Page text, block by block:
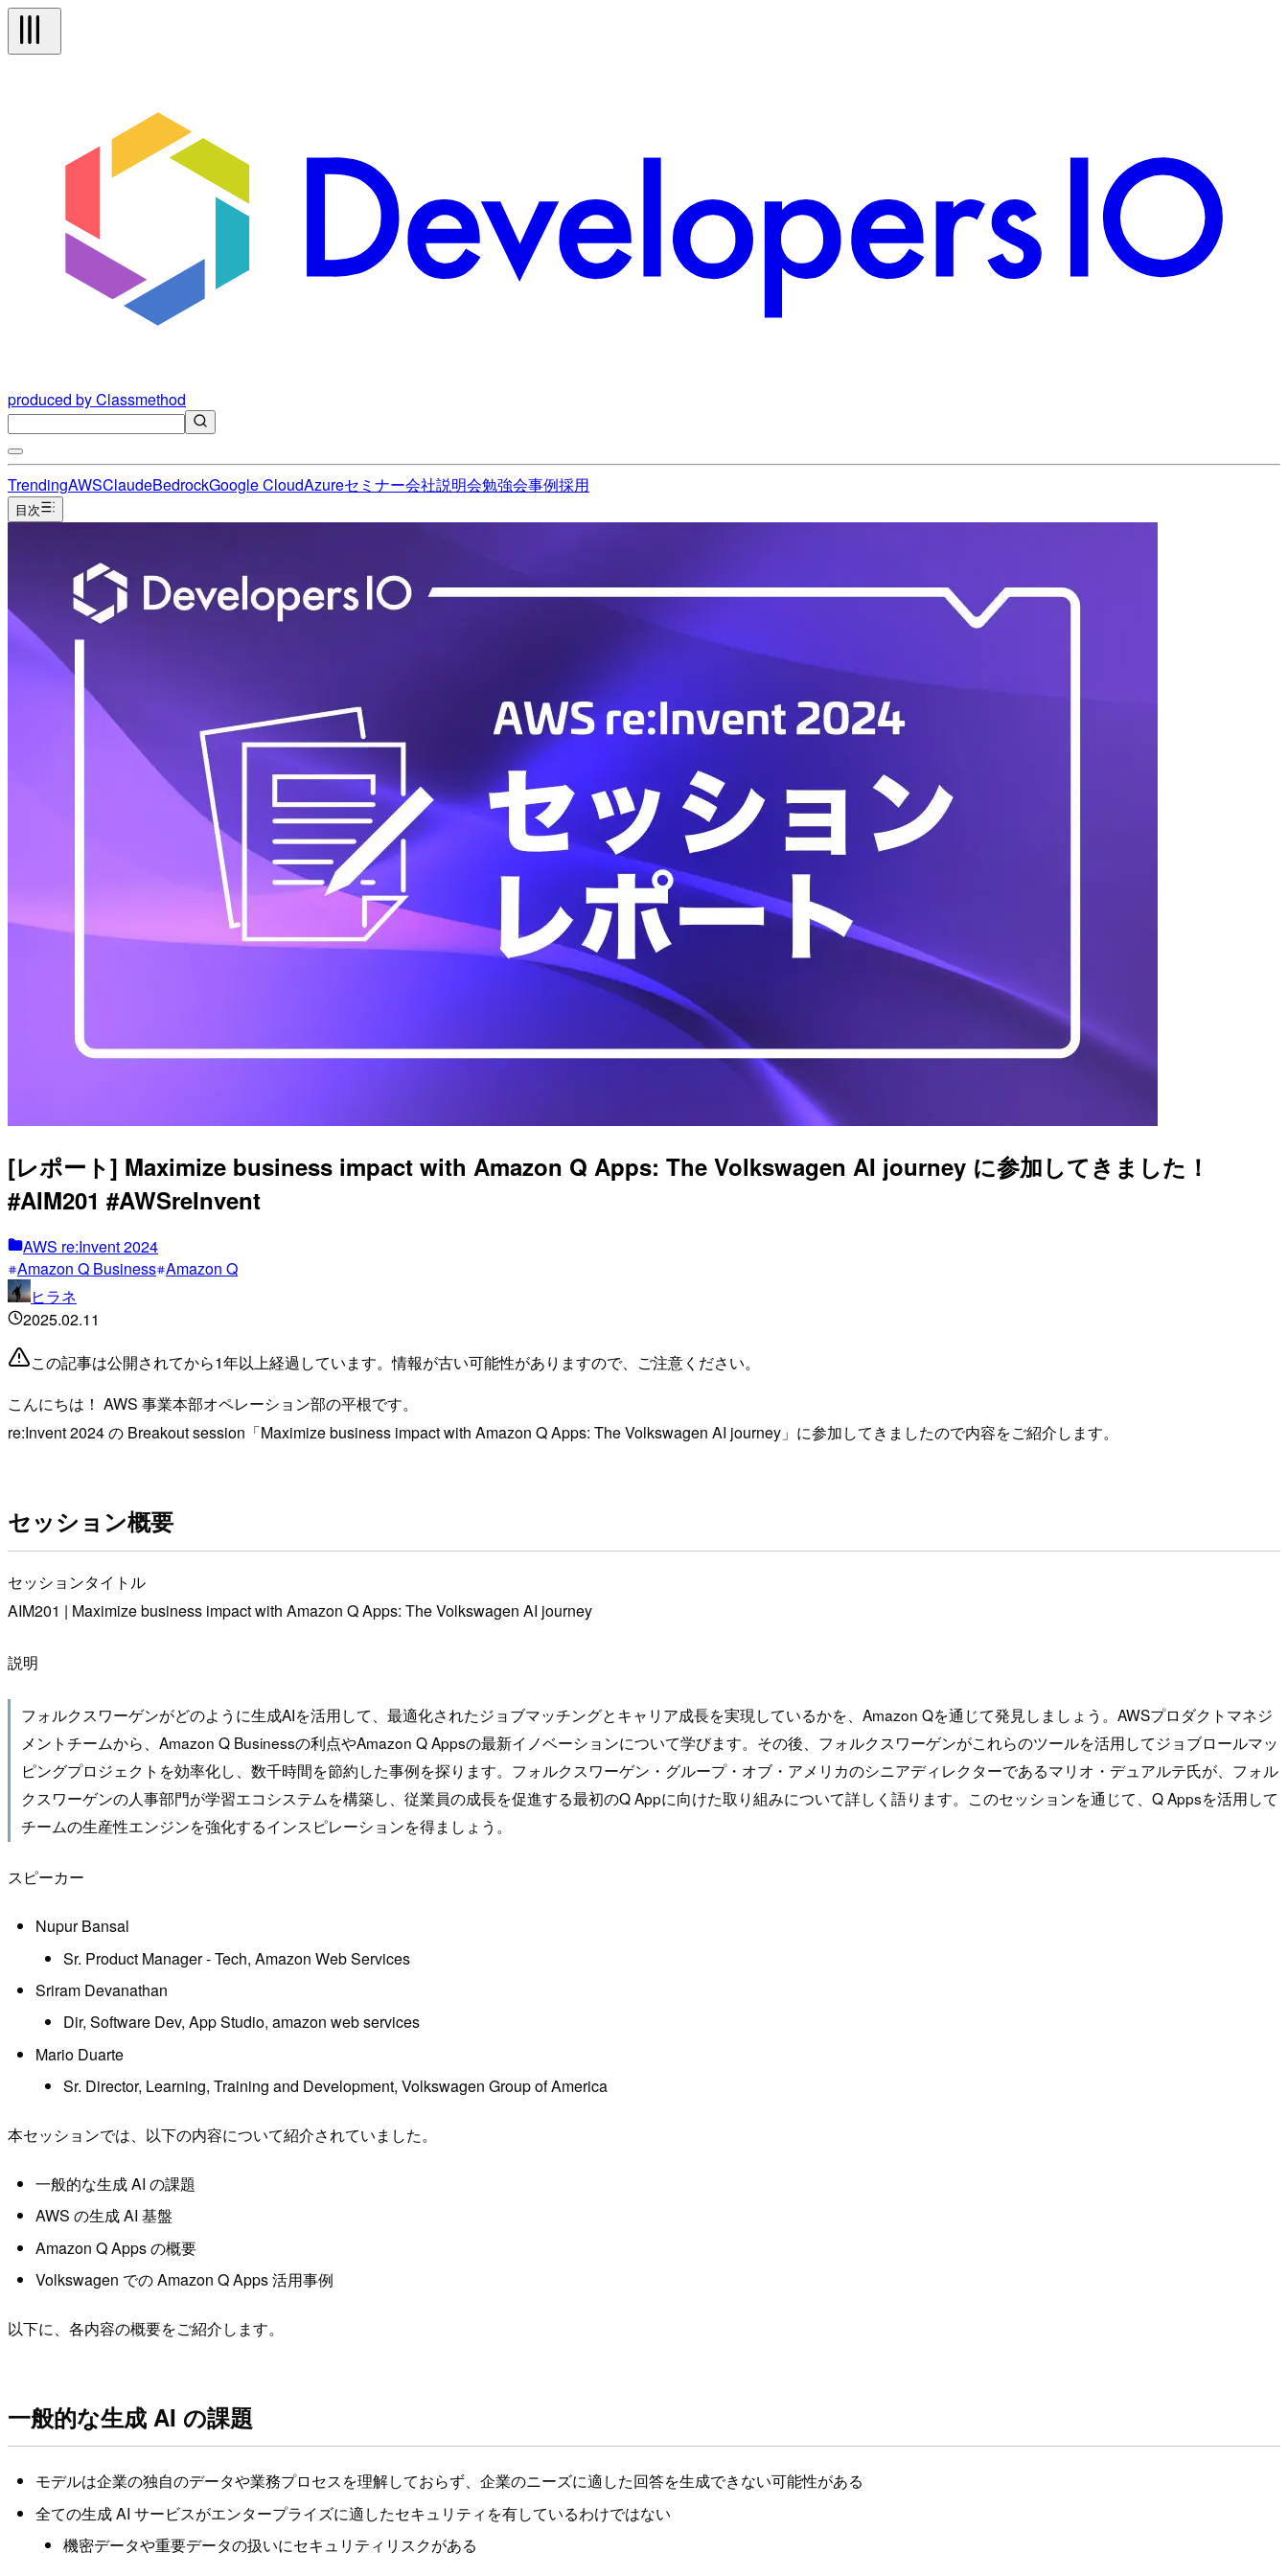
produced by Classmethod
TrendingAWSClaudeBedrockGoogle CloudAzureセミナー会社説明会勉強会事例採用
目次
[レポート] Maximize business impact with Amazon Q Apps: The Volkswagen AI journey に参加してきました！
#AIM201 #AWSreInvent
AWS re:Invent 2024
Amazon Q Business Amazon Q
ヒラネ
2025.02.11
この記事は公開されてから1年以上経過しています。情報が古い可能性がありますので、ご注意ください。
こんにちは！ AWS 事業本部オペレーション部の平根です。
re:Invent 2024 の Breakout session「Maximize business impact with Amazon Q Apps: The Volkswagen AI journey」に参加してきましたので内容をご紹介します。
セッション概要
セッションタイトル
AIM201 | Maximize business impact with Amazon Q Apps: The Volkswagen AI journey
説明
フォルクスワーゲンがどのように生成AIを活用して、最適化されたジョブマッチングとキャリア成長を実現しているかを、Amazon Qを通じて発見しましょう。AWSプロダクトマネジ
メントチームから、Amazon Q Businessの利点やAmazon Q Appsの最新イノベーションについて学びます。その後、フォルクスワーゲンがこれらのツールを活用してジョブロールマッ
ピングプロジェクトを効率化し、数千時間を節約した事例を探ります。フォルクスワーゲン・グループ・オブ・アメリカのシニアディレクターであるマリオ・デュアルテ氏が、フォル
クスワーゲンの人事部門が学習エコシステムを構築し、従業員の成長を促進する最初のQ Appに向けた取り組みについて詳しく語ります。このセッションを通じて、Q Appsを活用して
チームの生産性エンジンを強化するインスピレーションを得ましょう。
スピーカー
Nupur Bansal
Sr. Product Manager - Tech, Amazon Web Services
Sriram Devanathan
Dir, Software Dev, App Studio, amazon web services
Mario Duarte
Sr. Director, Learning, Training and Development, Volkswagen Group of America
本セッションでは、以下の内容について紹介されていました。
一般的な生成 AI の課題
AWS の生成 AI 基盤
Amazon Q Apps の概要
Volkswagen での Amazon Q Apps 活用事例
以下に、各内容の概要をご紹介します。
一般的な生成 AI の課題
モデルは企業の独自のデータや業務プロセスを理解しておらず、企業のニーズに適した回答を生成できない可能性がある
全ての生成 AI サービスがエンタープライズに適したセキュリティを有しているわけではない
機密データや重要データの扱いにセキュリティリスクがある